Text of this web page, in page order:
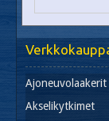
Ajoneuvolaakerit
Akselikytkimet